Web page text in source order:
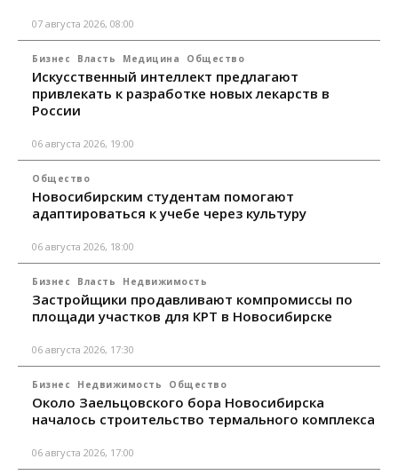
07 августа 2026, 08:00
Бизнес Власть Медицина Общество
Искусственный интеллект предлагают
привлекать к разработке новых лекарств в
России
06 августа 2026, 19:00
Общество
Новосибирским студентам помогают
адаптироваться к учебе через культуру
06 августа 2026, 18:00
Бизнес Власть Недвижимость
Застройщики продавливают компромиссы по
площади участков для КРТ в Новосибирске
06 августа 2026, 17:30
Бизнес Недвижимость Общество
Около Заельцовского бора Новосибирска
началось строительство термального комплекса
06 августа 2026, 17:00